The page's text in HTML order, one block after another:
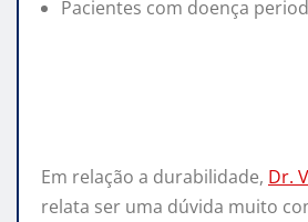
Pacientes com doença
Em relação a durabilidade, Dr.
relata ser uma dúvida muito